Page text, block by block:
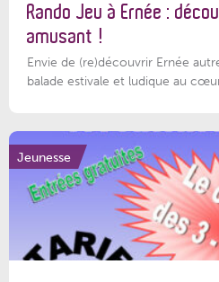
Rando Jeu à Ernée :
amusant !
Envie de (re)découvrir Ernée
balade estivale et ludique au
Jeunesse